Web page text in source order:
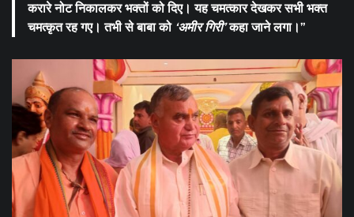
करारे नोट निकालकर भक्तों को दिए। यह चमत्कार देखकर सभी भक्त
चमत्कृत रह गए। तभी से बाबा को ‘अमीर गिरी’कहा जाने लगा।”